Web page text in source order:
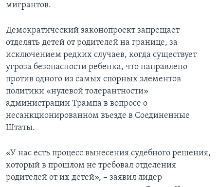
мигрантов.
Демократический законопроект запрещает
отделять детей от родителей на границе, за
исключением редких случаев, когда существует
угроза безопасности ребенка, что направлено
против одного из самых спорных элементов
политики «нулевой толерантности»
администрации Трампа в вопросе о
несанкционированном въезде в Соединенные
Штаты.
«У нас есть процесс вынесения судебного решения,
который в прошлом не требовал отделения
родителей от их детей», – заявил лидер